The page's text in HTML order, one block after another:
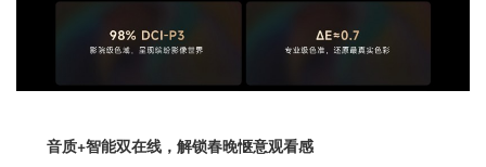
音质+智能双在线，解锁春晚惬意观看感